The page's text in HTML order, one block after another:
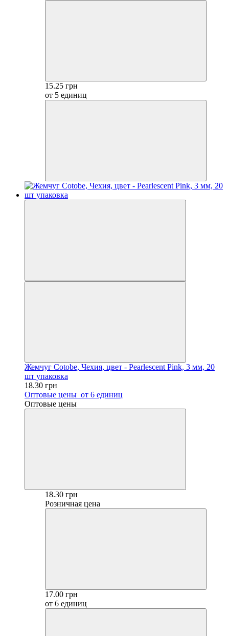
15.25 грн
от 5 единиц
Жемчуг Cotobe, Чехия, цвет - Pearlescent Pink, 3 мм, 20
шт упаковка
18.30 грн
Оптовые цены от 6 единиц
Оптовые цены
18.30 грн
Розничная цена
17.00 грн
от 6 единиц